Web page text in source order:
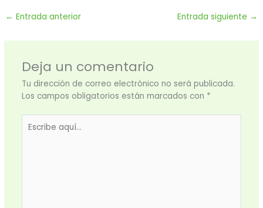
← Entrada anterior Entrada siguiente →
Deja un comentario
Tu dirección de correo electrónico no será publicada.
Los campos obligatorios están marcados con *
aquí...